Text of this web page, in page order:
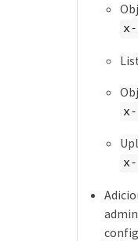
x-
x-
x-